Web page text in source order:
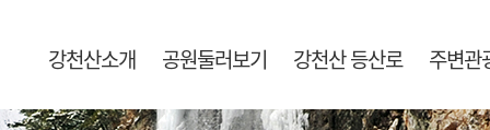
강천산소개 공원둘러보기 강천산 등산로 주변관